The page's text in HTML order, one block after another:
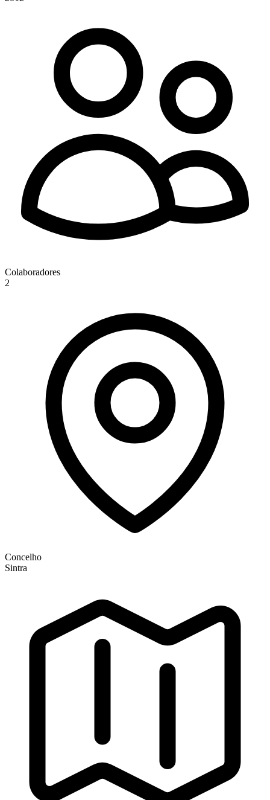
Colaboradores
2
Concelho
Sintra